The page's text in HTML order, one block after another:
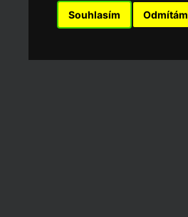
Souhlasím Odmítám
Dny